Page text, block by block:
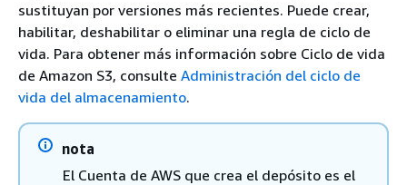
sustituyan por versiones más recientes. Puede crear,
habilitar, deshabilitar o eliminar una regla de ciclo de
vida. Para obtener más información sobre Ciclo de vida
de Amazon S3, consulte Administración del ciclo de
vida del almacenamiento.
nota
El Cuenta de AWS que crea el depósito es el